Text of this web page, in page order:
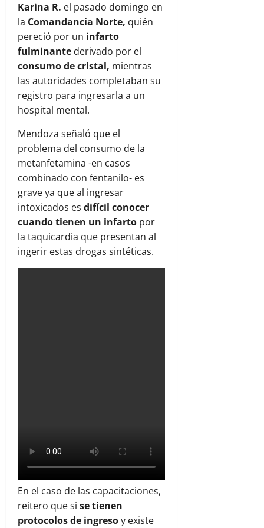
Karina R. el pasado domingo en
la Comandancia Norte, quién
pereció por un infarto
fulminante derivado por el
consumo de cristal, mientras
las autoridades completaban su
registro para ingresarla a un
hospital mental.
Mendoza señaló que el
problema del consumo de la
metanfetamina -en casos
combinado con fentanilo- es
grave ya que al ingresar
intoxicados es difícil conocer
cuando tienen un infarto por
la taquicardia que presentan al
ingerir estas drogas sintéticas.
En el caso de las capacitaciones,
reitero que si se tienen
protocolos de ingresoy existe